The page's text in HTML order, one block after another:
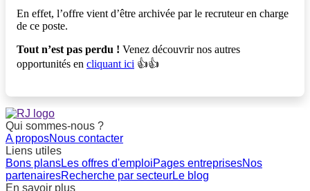
En effet, l’offre vient d’être archivée par le recruteur en charge
de ce poste.
Tout n’est pas perdu ! Venez découvrir nos autres
opportunités en cliquant ici 👍👍
Qui sommes-nous ?
A proposNous contacter
Liens utiles
Bons plansLes offres d'emploiPages entreprisesNos
partenairesRecherche par secteurLe blog
En savoir plus